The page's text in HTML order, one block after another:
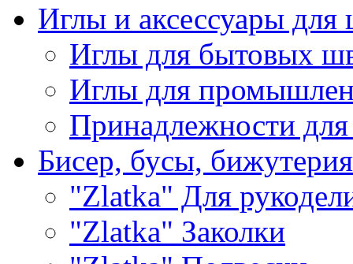
Иглы и аксессуары
Иглы для бытовых
Иглы для
Принадлежности
Бисер, бусы, бижутерия
"Zlatka" Для
"Zlatka" Заколки